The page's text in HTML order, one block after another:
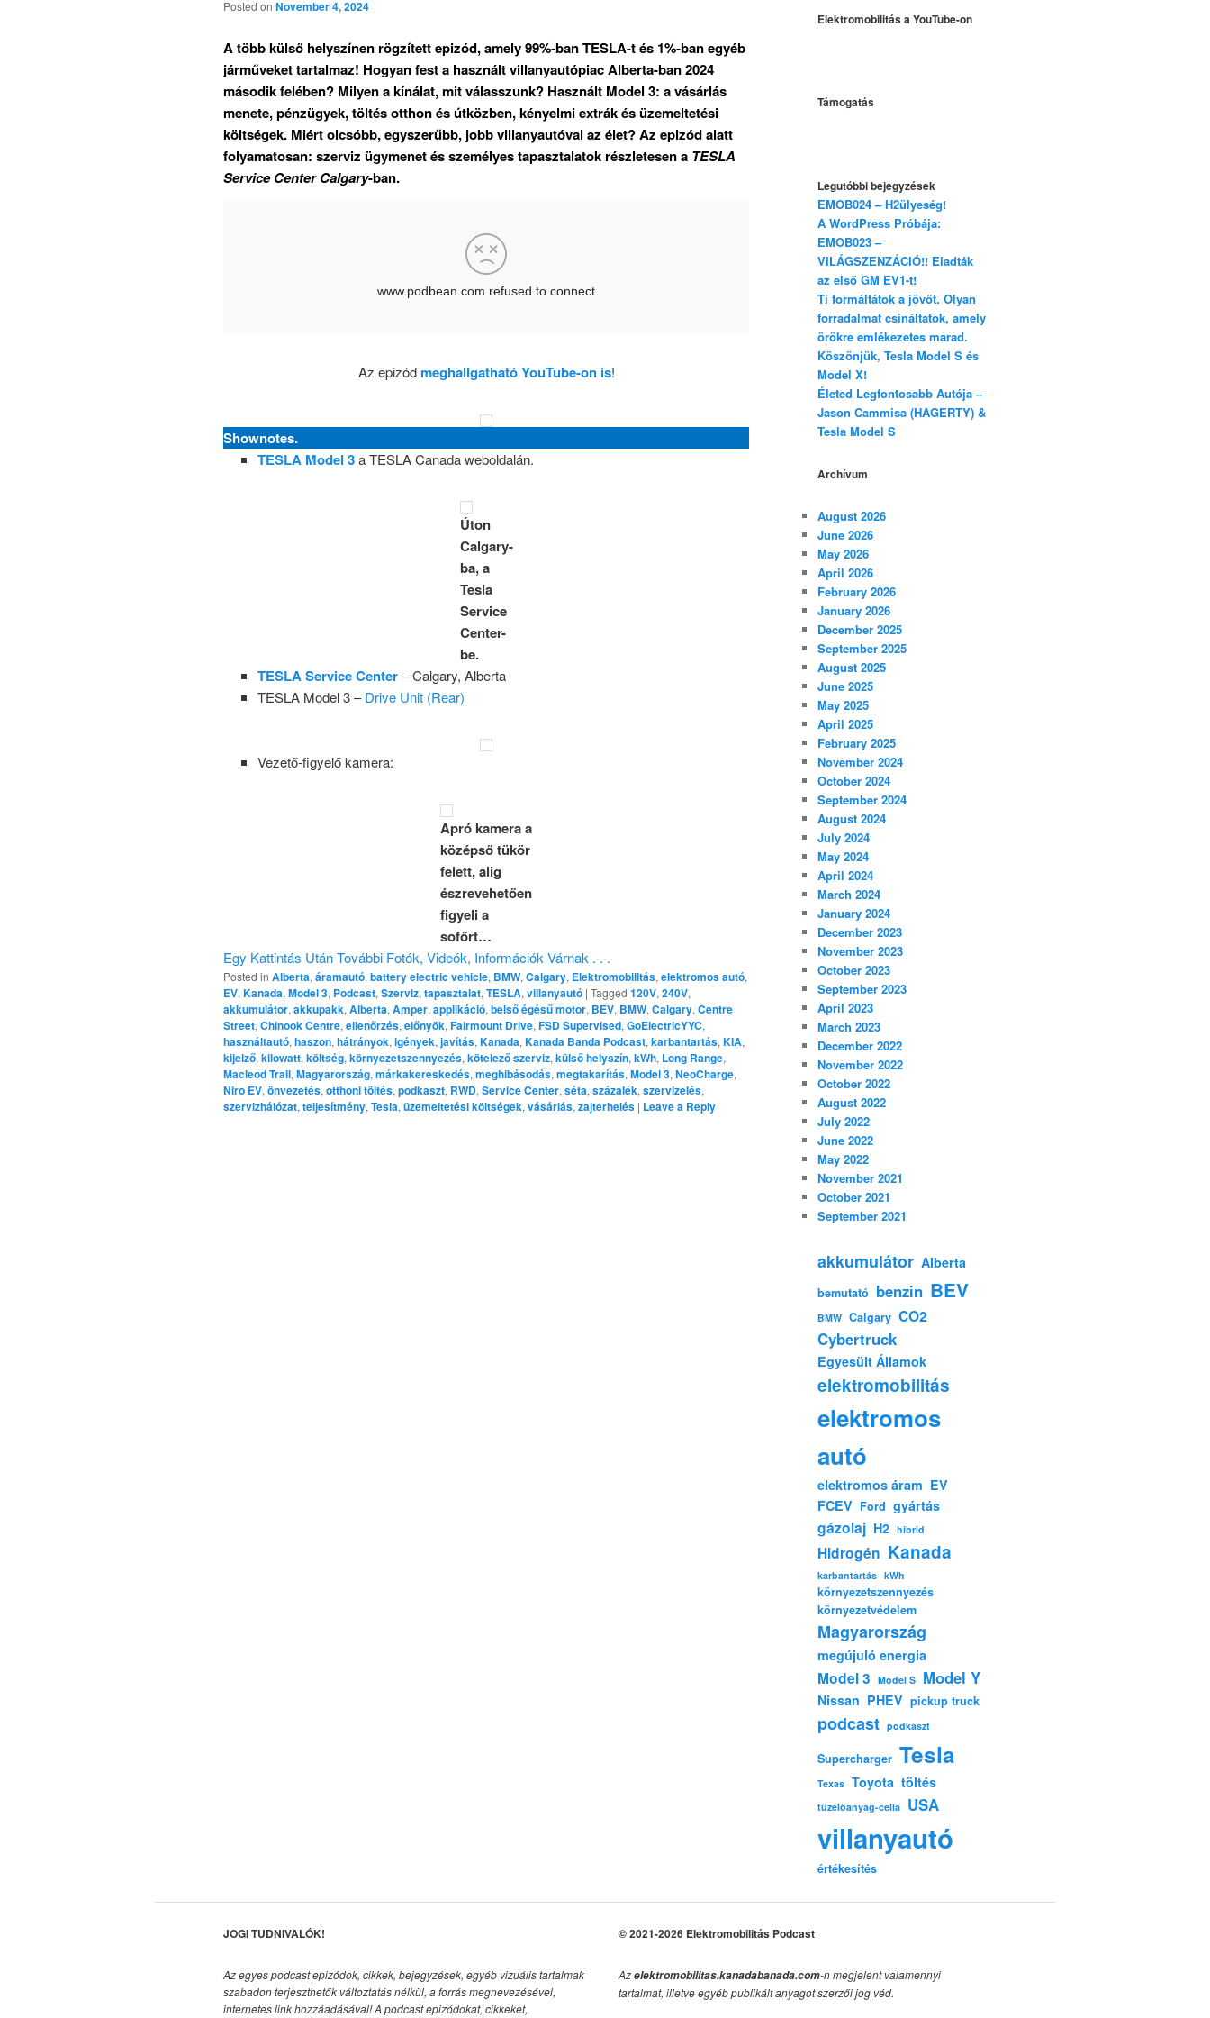
Posted on November 4, 2024
A több külső helyszínen rögzített epizód, amely 99%-ban TESLA-t és 1%-ban egyéb
járműveket tartalmaz! Hogyan fest a használt villanyautópiac Alberta-ban 2024
második felében? Milyen a kínálat, mit válasszunk? Használt Model 3: a vásárlás
menete, pénzügyek, töltés otthon és útközben, kényelmi extrák és üzemeltetési
költségek. Miért olcsóbb, egyszerűbb, jobb villanyautóval az élet? Az epizód alatt
folyamatosan: szerviz ügymenet és személyes tapasztalatok részletesen a TESLA
Service Center Calgary-ban.
Az epizódmeghallgatható YouTube-on is!
Shownotes.
TESLA Model 3a TESLA Canada weboldalán.
Úton
Calgary-
ba, a
Tesla
Service
Center-
be.
TESLA Service Center– Calgary, Alberta
TESLA Model 3 –Drive Unit (Rear)
Vezető-figyelő kamera:
Apró kamera a
középső tükör
felett, alig
észrevehetően
figyeli a
sofőrt…
Egy Kattintás Után További Fotók, Videók, Információk Várnak . . .
Posted in Alberta, áramautó, battery electric vehicle, BMW, Calgary, Elektromobilitás, elektromos autó,
EV, Kanada, Model 3, Podcast, Szerviz, tapasztalat, TESLA, villanyautó | Tagged 120V, 240V,
akkumulátor, akkupakk, Alberta, Amper, applikáció, belső égésű motor, BEV, BMW, Calgary, Centre
Street, Chinook Centre, ellenőrzés, előnyök, Fairmount Drive, FSD Supervised, GoElectricYYC,
használtautó, haszon, hátrányok, igények, javítás, Kanada, Kanada Banda Podcast, karbantartás, KIA,
kijelző, kilowatt, költség, környezetszennyezés, kötelező szerviz, külső helyszín, kWh, Long Range,
Macleod Trail, Magyarország, márkakereskedés, meghibásodás, megtakarítás, Model 3, NeoCharge,
Niro EV, önvezetés, otthoni töltés, podkaszt, RWD, Service Center, séta, százalék, szervizelés,
szervizhálózat, teljesítmény, Tesla, üzemeltetési költségek, vásárlás, zajterhelés | Leave a Reply
Elektromobilitás a YouTube-on
Támogatás
Legutóbbi bejegyzések
EMOB024 – H2ülyeség!
A WordPress Próbája:
EMOB023 –
VILÁGSZENZÁCIÓ!! Eladták
az első GM EV1-t!
Ti formáltátok a jövőt. Olyan
forradalmat csináltatok, amely
örökre emlékezetes marad.
Köszönjük, Tesla Model S és
Model X!
Életed Legfontosabb Autója –
Jason Cammisa (HAGERTY) &
Tesla Model S
Archívum
August 2026
June 2026
May 2026
April 2026
February 2026
January 2026
December 2025
September 2025
August 2025
June 2025
May 2025
April 2025
February 2025
November 2024
October 2024
September 2024
August 2024
July 2024
May 2024
April 2024
March 2024
January 2024
December 2023
November 2023
October 2023
September 2023
April 2023
March 2023
December 2022
November 2022
October 2022
August 2022
July 2022
June 2022
May 2022
November 2021
October 2021
September 2021
akkumulátor Alberta
bemutató benzin BEV
BMW Calgary CO2
Cybertruck
Egyesült Államok
elektromobilitás
elektromos
autó
elektromos áram EV
FCEV Ford gyártás
gázolaj H2 hibrid
Hidrogén Kanada
karbantartás kWh
környezetszennyezés
környezetvédelem
Magyarország
megújuló energia
Model 3 Model S Model Y
Nissan PHEV pickup truck
podcast podkaszt
Supercharger Tesla
Texas Toyota töltés
tüzelőanyag-cella USA
villanyautó
értékesítés
JOGI TUDNIVALÓK!
Az egyes podcast epizódok, cikkek, bejegyzések, egyéb vizuális tartalmak
szabadon terjeszthetők változtatás nélkül, a forrás megnevezésével,
internetes link hozzáadásával!A podcast epizódokat, cikkeket,
© 2021-2026 Elektromobilitás Podcast
Azelektromobilitas.kanadabanada.com-n megjelent valamennyi
tartalmat, illetve egyéb publikált anyagot szerzői jog véd.